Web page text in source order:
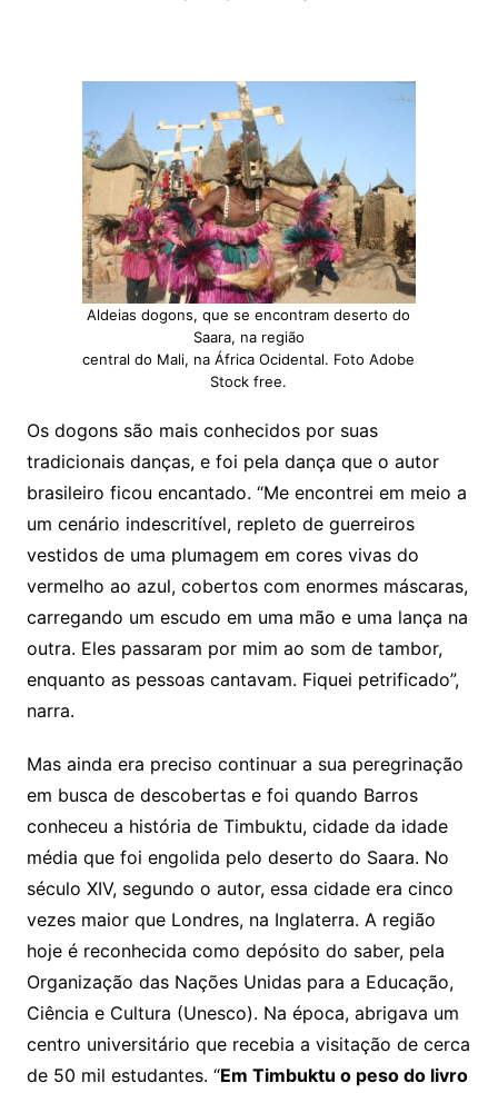
Aldeias dogons, que se encontram deserto do
Saara, na região
central do Mali, na África Ocidental. Foto Adobe
Stock free.
Os dogons são mais conhecidos por suas
tradicionais danças, e foi pela dança que o autor
brasileiro ficou encantado. “Me encontrei em meio a
um cenário indescritível, repleto de guerreiros
vestidos de uma plumagem em cores vivas do
vermelho ao azul, cobertos com enormes máscaras,
carregando um escudo em uma mão e uma lança na
outra. Eles passaram por mim ao som de tambor,
enquanto as pessoas cantavam. Fiquei petrificado”,
narra.
Mas ainda era preciso continuar a sua peregrinação
em busca de descobertas e foi quando Barros
conheceu a história de Timbuktu, cidade da idade
média que foi engolida pelo deserto do Saara. No
século XIV, segundo o autor, essa cidade era cinco
vezes maior que Londres, na Inglaterra. A região
hoje é reconhecida como depósito do saber, pela
Organização das Nações Unidas para a Educação,
Ciência e Cultura (Unesco). Na época, abrigava um
centro universitário que recebia a visitação de cerca
de 50 mil estudantes. “Em Timbuktu o peso do livro